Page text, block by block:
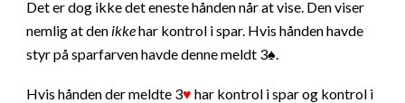
Det er dog ikke det eneste hånden når at vise. Den viser
nemlig at den ikkehar kontrol i spar. Hvis hånden havde
styr på sparfarven havde denne meldt 3♠.
Hvis hånden der meldte 3♥ har kontrol i spar og kontrol i